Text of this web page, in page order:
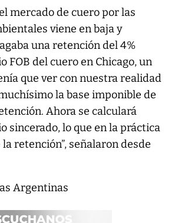
mercado de cuero por las
viene en baja y
una retención del 4%
FOB del cuero en Chicago, un
que ver con nuestra realidad
la base imponible de
Ahora se calculará
sincerado, lo que en la práctica
retención”, señalaron desde
Argentinas